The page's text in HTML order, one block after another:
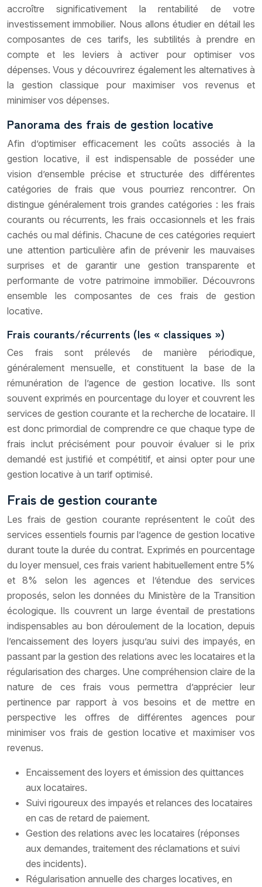
accroître significativement la rentabilité de votre
investissement immobilier. Nous allons étudier en détail les
composantes de ces tarifs, les subtilités à prendre en
compte et les leviers à activer pour optimiser vos
dépenses. Vous y découvrirez également les alternatives à
la gestion classique pour maximiser vos revenus et
minimiser vos dépenses.
Panorama des frais de gestion locative
Afin d’optimiser efficacement les coûts associés à la
gestion locative, il est indispensable de posséder une
vision d’ensemble précise et structurée des différentes
catégories de frais que vous pourriez rencontrer. On
distingue généralement trois grandes catégories : les frais
courants ou récurrents, les frais occasionnels et les frais
cachés ou mal définis. Chacune de ces catégories requiert
une attention particulière afin de prévenir les mauvaises
surprises et de garantir une gestion transparente et
performante de votre patrimoine immobilier. Découvrons
ensemble les composantes de ces frais de gestion
locative.
Frais courants/récurrents (les « classiques »)
Ces frais sont prélevés de manière périodique,
généralement mensuelle, et constituent la base de la
rémunération de l’agence de gestion locative. Ils sont
souvent exprimés en pourcentage du loyer et couvrent les
services de gestion courante et la recherche de locataire. Il
est donc primordial de comprendre ce que chaque type de
frais inclut précisément pour pouvoir évaluer si le prix
demandé est justifié et compétitif, et ainsi opter pour une
gestion locative à un tarif optimisé.
Frais de gestion courante
Les frais de gestion courante représentent le coût des
services essentiels fournis par l’agence de gestion locative
durant toute la durée du contrat. Exprimés en pourcentage
du loyer mensuel, ces frais varient habituellement entre 5%
et 8% selon les agences et l’étendue des services
proposés, selon les données du Ministère de la Transition
écologique. Ils couvrent un large éventail de prestations
indispensables au bon déroulement de la location, depuis
l’encaissement des loyers jusqu’au suivi des impayés, en
passant par la gestion des relations avec les locataires et la
régularisation des charges. Une compréhension claire de la
nature de ces frais vous permettra d’apprécier leur
pertinence par rapport à vos besoins et de mettre en
perspective les offres de différentes agences pour
minimiser vos frais de gestion locative et maximiser vos
revenus.
Encaissement des loyers et émission des quittances
aux locataires.
Suivi rigoureux des impayés et relances des locataires
en cas de retard de paiement.
Gestion des relations avec les locataires (réponses
aux demandes, traitement des réclamations et suivi
des incidents).
Régularisation annuelle des charges locatives, en